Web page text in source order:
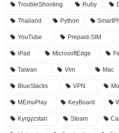
TroubleShooting Ruby
Thailand Python
YouTube Prepaid-SIM
iPad MicrosoftEdge
Taiwan Vim Mac
BlueStacks VPN
MEmuPlay KeyBoard
Kyrgyzstan Steam